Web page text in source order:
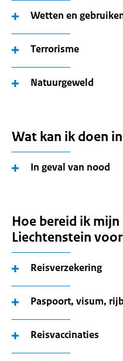
Wetten en
Terrorisme
Natuurgeweld
Wat kan ik doen
In geval van nood
Hoe bereid ik mijn
Liechtenstein
Reisverzekering
Paspoort, visum,
Reisvaccinaties